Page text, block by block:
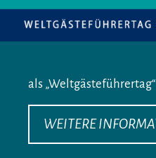
als
WEITERE